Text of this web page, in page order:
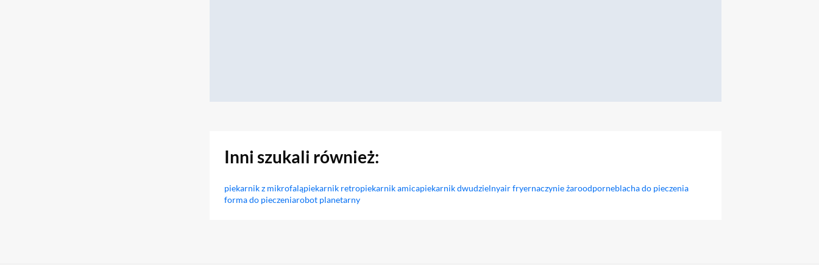
Inni szukali również:
piekarnik z mikrofaląpiekarnik retropiekarnik amicapiekarnik dwudzielnyair fryernaczynie żaroodporneblacha do pieczenia
forma do pieczeniarobot planetarny